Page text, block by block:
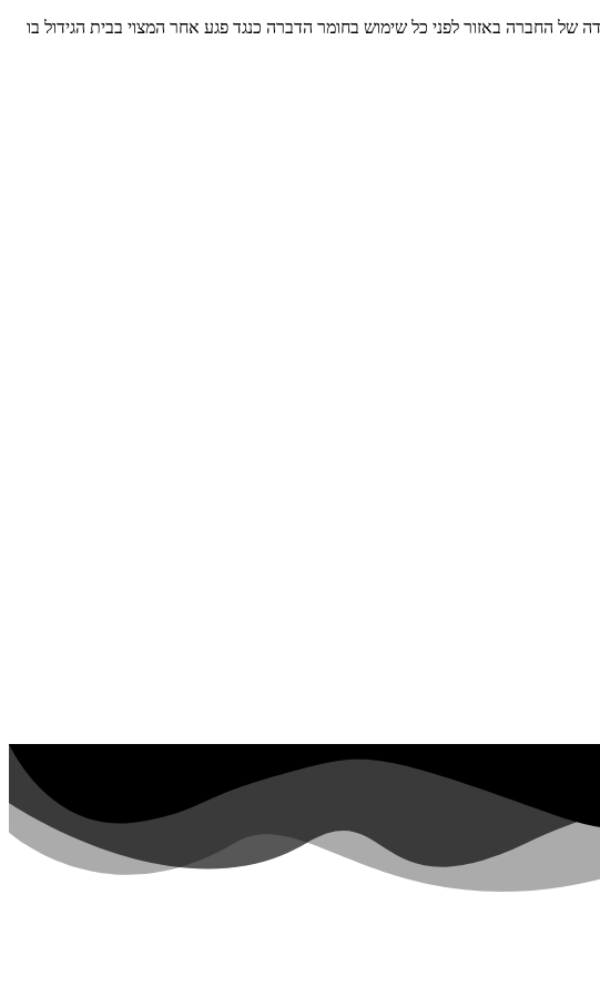
של החברה באזור לפני כל שימוש בחומר הדברה כנגד פגע אחר המצוי בבית הגידול בו